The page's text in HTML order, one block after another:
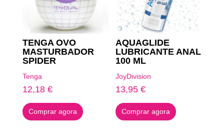
TENGA OVO
MASTURBADOR
SPIDER
Tenga
12,18 €
Comprar agora
AQUAGLIDE
LUBRICANTE ANAL
100 ML
JoyDivision
13,95€
Comprar agora